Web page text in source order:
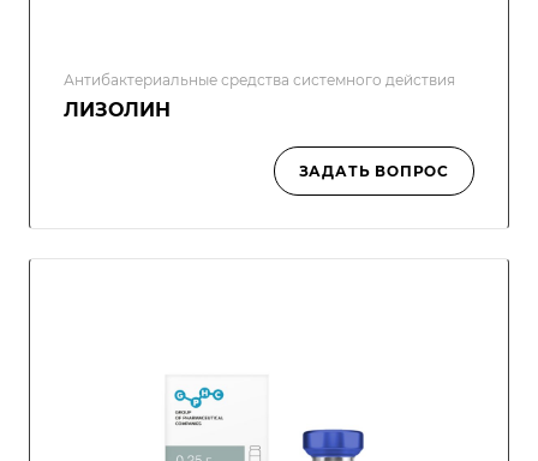
Антибактериальные средства системного действия
ЛИЗОЛИН
ЗАДАТЬ ВОПРОС